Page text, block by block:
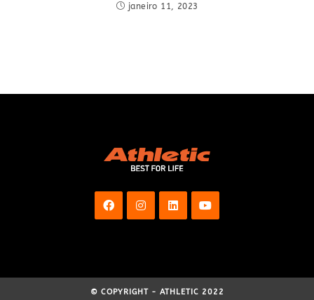
janeiro 11, 2023
© COPYRIGHT - ATHLETIC 2022